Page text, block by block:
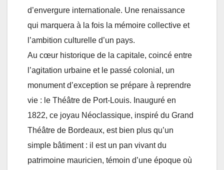
d’envergure internationale. Une renaissance
qui marquera à la fois la mémoire collective et
l’ambition culturelle d’un pays.
Au cœur historique de la capitale, coincé entre
l’agitation urbaine et le passé colonial, un
monument d’exception se prépare à reprendre
vie : le Théâtre de Port-Louis. Inauguré en
1822, ce joyau Néoclassique, inspiré du Grand
Théâtre de Bordeaux, est bien plus qu’un
simple bâtiment : il est un pan vivant du
patrimoine mauricien, témoin d’une époque où